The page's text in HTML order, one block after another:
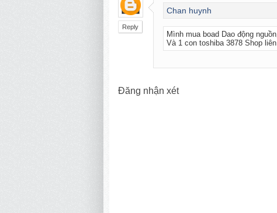
Reply
Chan huynh
Mình mua boad Dao động
Và 1 con toshiba 3878 Shop
Đăng nhận xét